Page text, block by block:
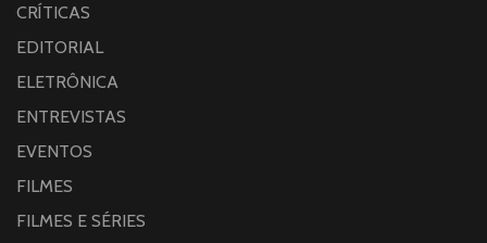
CRÍTICAS
EDITORIAL
ELETRÔNICA
ENTREVISTAS
EVENTOS
FILMES
FILMES E SÉRIES